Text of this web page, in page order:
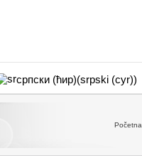
српски (ћир)(srpski (cyr))
Početna